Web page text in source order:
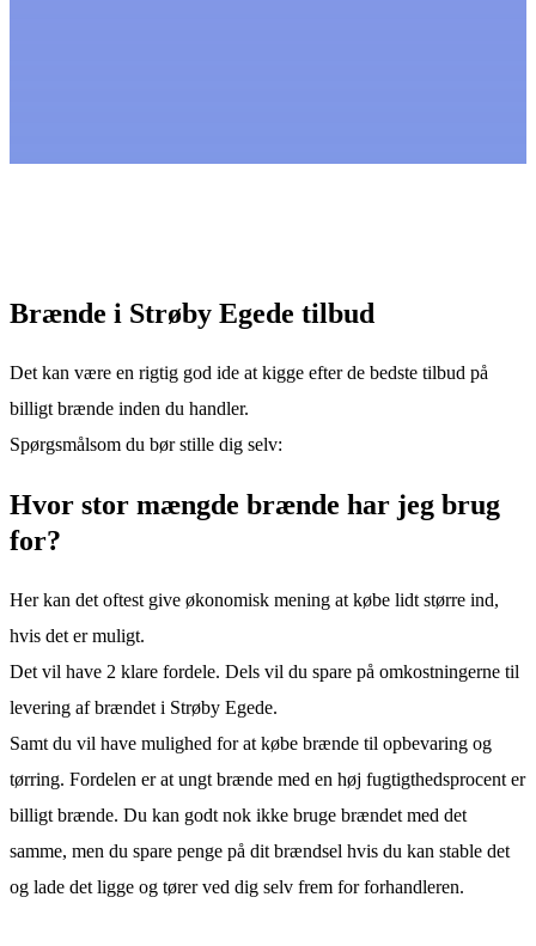
Brænde i Strøby Egede tilbud
Det kan være en rigtig god ide at kigge efter de bedste tilbud på
billigt brænde inden du handler.
Spørgsmålsom du bør stille dig selv:
Hvor stor mængde brænde har jeg brug
for?
Her kan det oftest give økonomisk mening at købe lidt større ind,
hvis det er muligt.
Det vil have 2 klare fordele. Dels vil du spare på omkostningerne til
levering af brændet i Strøby Egede.
Samt du vil have mulighed for at købe brænde til opbevaring og
tørring. Fordelen er at ungt brænde med en høj fugtigthedsprocent er
billigt brænde. Du kan godt nok ikke bruge brændet med det
samme, men du spare penge på dit brændsel hvis du kan stable det
og lade det ligge og tører ved dig selv frem for forhandleren.